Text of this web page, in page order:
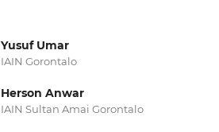
Yusuf Umar
IAIN Gorontalo
Herson Anwar
IAIN Sultan Amai Gorontalo